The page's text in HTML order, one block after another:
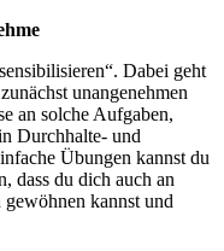
Dabei geht
unangenehmen
an solche Aufgaben,
Durchhalte- und
Übungen kannst du
dass du dich auch an
kannst und